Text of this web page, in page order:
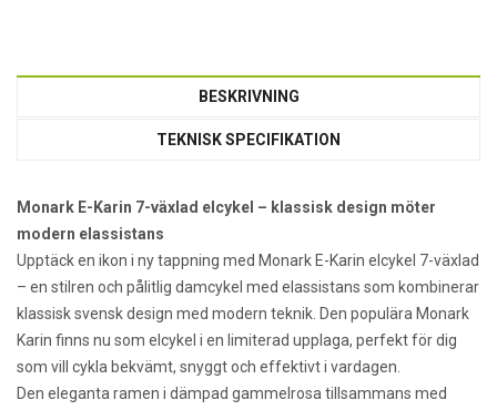
BESKRIVNING
TEKNISK SPECIFIKATION
Monark E-Karin 7-växlad elcykel – klassisk design möter
modern elassistans
Upptäck en ikon i ny tappning med Monark E-Karin elcykel 7-växlad
– en stilren och pålitlig damcykel med elassistans som kombinerar
klassisk svensk design med modern teknik. Den populära Monark
Karin finns nu som elcykel i en limiterad upplaga, perfekt för dig
som vill cykla bekvämt, snyggt och effektivt i vardagen.
Den eleganta ramen i dämpad gammelrosa tillsammans med